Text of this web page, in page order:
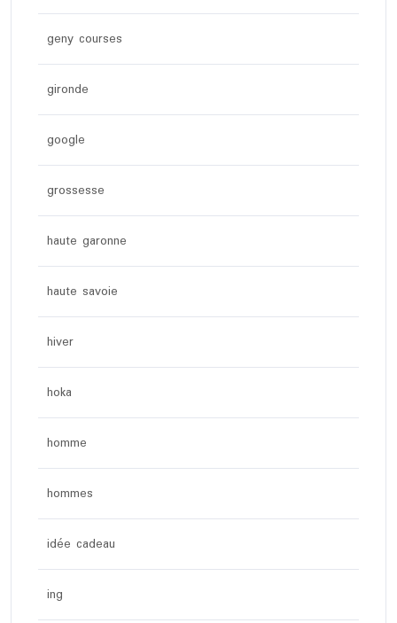
geny courses
gironde
google
grossesse
haute garonne
haute savoie
hiver
hoka
homme
hommes
idée cadeau
ing